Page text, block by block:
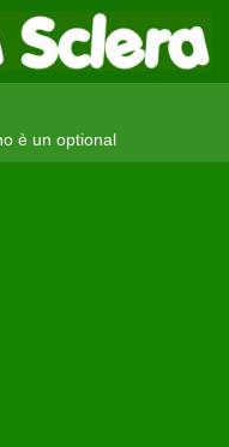
è un optional